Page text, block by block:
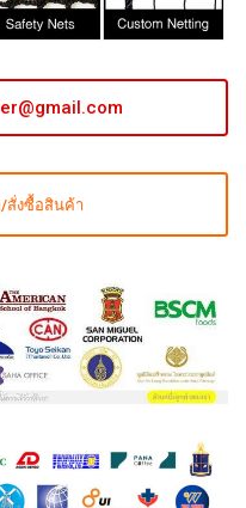
สั่งซื้อสินค้า